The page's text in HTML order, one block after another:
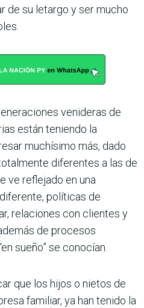
de su letargo y ser mucho
venideras de
están teniendo la
muchísimo más, dado
diferentes a las de
ve reflejado en una
políticas de
relaciones con clientes y
de procesos
sueño” se conocían.
que los hijos o nietos de
familiar, ya han tenido la